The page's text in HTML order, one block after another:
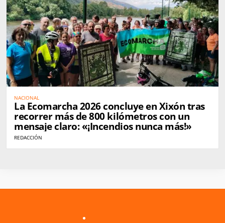
NACIONAL
La Ecomarcha 2026 concluye en Xixón tras
recorrer más de 800 kilómetros con un
mensaje claro: «¡Incendios nunca más!»
REDACCIÓN